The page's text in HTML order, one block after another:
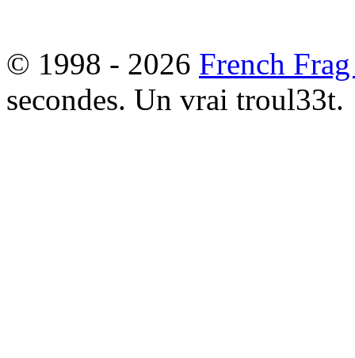
© 1998 - 2026 French
secondes. Un vrai troul33t.